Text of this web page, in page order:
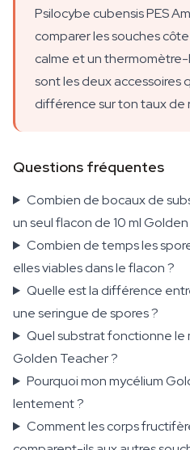
Psilocybe cubensis PES
comparer les souches
calme et un
sont les deux accessoires
différence sur ton taux de
Questions fréquentes
Combien de bocaux de
un seul flacon de 10 ml
Combien de temps les
elles viables dans le flacon ?
Quelle est la différence
une seringue de spores ?
Quel substrat fonctionne le
Golden Teacher ?
Pourquoi mon mycélium
lentement ?
Comment les corps